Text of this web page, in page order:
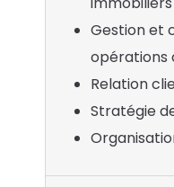
Gestion et
opérations
Relation
Stratégie